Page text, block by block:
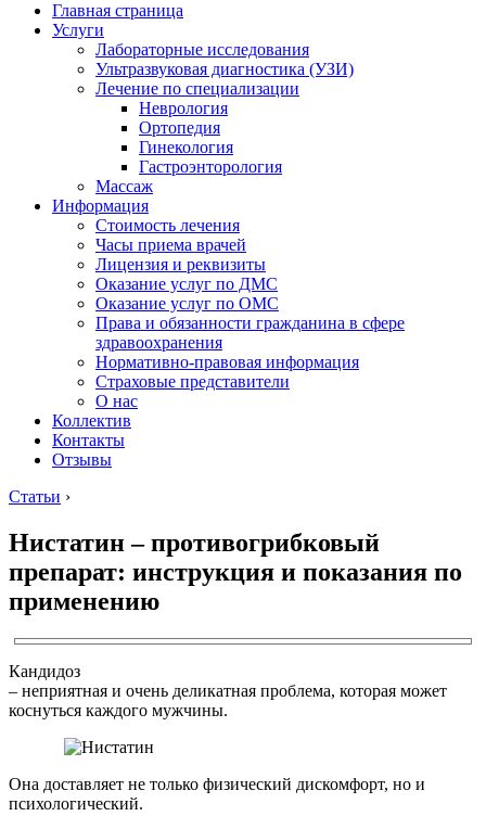
Главная страница
Услуги
Лабораторные исследования
Ультразвуковая диагностика (УЗИ)
Лечение по специализации
Неврология
Ортопедия
Гинекология
Гастроэнторология
Массаж
Информация
Стоимость лечения
Часы приема врачей
Лицензия и реквизиты
Оказание услуг по ДМС
Оказание услуг по ОМС
Права и обязанности гражданина в сфере
здравоохранения
Нормативно-правовая информация
Страховые представители
О нас
Коллектив
Контакты
Отзывы
Статьи ›
Нистатин – противогрибковый
препарат: инструкция и показания по
применению
Кандидоз
– неприятная и очень деликатная проблема, которая может
коснуться каждого мужчины.
Она доставляет не только физический дискомфорт, но и
психологический.